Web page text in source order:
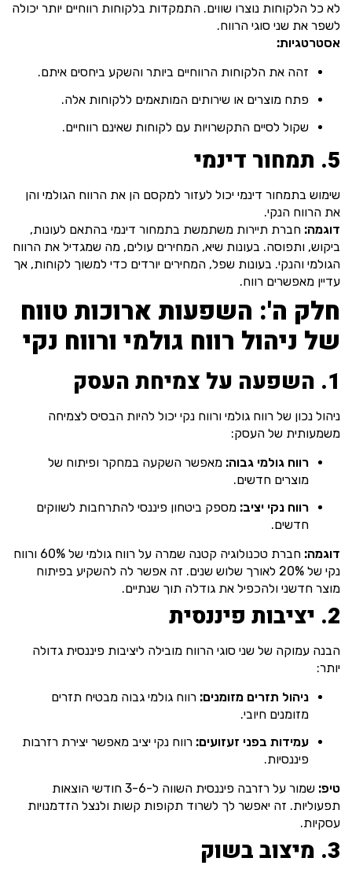
לא כל הלקוחות נוצרו שווים. התמקדות בלקוחות רווחיים יותר יכולה
לשפר את שני סוגי הרווח.
אסטרטגיות:
זהה את הלקוחות הרווחיים ביותר והשקע ביחסים איתם.
פתח מוצרים או שירותים המותאמים ללקוחות אלה.
שקול לסיים התקשרויות עם לקוחות שאינם רווחיים.
5. תמחור דינמי
שימוש בתמחור דינמי יכול לעזור למקסם הן את הרווח הגולמי והן
את הרווח הנקי.
דוגמה: חברת תיירות משתמשת בתמחור דינמי בהתאם לעונות,
ביקוש, ותפוסה. בעונות שיא, המחירים עולים, מה שמגדיל את הרווח
הגולמי והנקי. בעונות שפל, המחירים יורדים כדי למשוך לקוחות, אך
עדיין מאפשרים רווח.
חלק ה': השפעות ארוכות טווח
של ניהול רווח גולמי ורווח נקי
1. השפעה על צמיחת העסק
ניהול נכון של רווח גולמי ורווח נקי יכול להיות הבסיס לצמיחה
משמעותית של העסק:
רווח גולמי גבוה: מאפשר השקעה במחקר ופיתוח של
מוצרים חדשים.
רווח נקי יציב: מספק ביטחון פיננסי להתרחבות לשווקים
חדשים.
דוגמה:
חברת טכנולוגיה קטנה שמרה על רווח גולמי של 60% ורווח
נקי של 20% לאורך שלוש שנים. זה אפשר לה להשקיע בפיתוח
מוצר חדשני ולהכפיל את גודלה תוך שנתיים.
2. יציבות פיננסית
הבנה עמוקה של שני סוגי הרווח מובילה ליציבות פיננסית גדולה
יותר:
ניהול תזרים מזומנים: רווח גולמי גבוה מבטיח תזרים
מזומנים חיובי.
עמידות בפני זעזועים: רווח נקי יציב מאפשר יצירת רזרבות
פיננסיות.
טיפ:
שמור על רזרבה פיננסית השווה ל-3-6 חודשי הוצאות
תפעוליות. זה יאפשר לך לשרוד תקופות קשות ולנצל הזדמנויות
עסקיות.
3. מיצוב בשוק